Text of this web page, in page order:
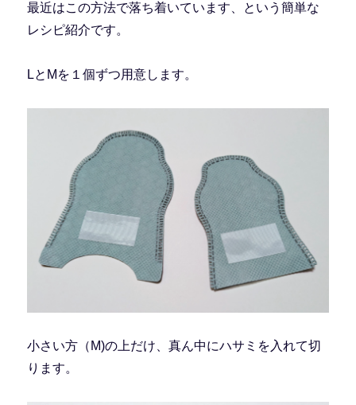
最近はこの方法で落ち着いています、という簡単な
レシピ紹介です。
LとMを１個ずつ用意します。
小さい方（M)の上だけ、真ん中にハサミを入れて切
ります。